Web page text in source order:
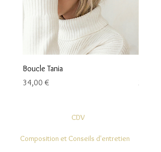
Boucle Tania
Prix
34,00 € 28,00 €
CDV
Composition et Conseils d'entretien